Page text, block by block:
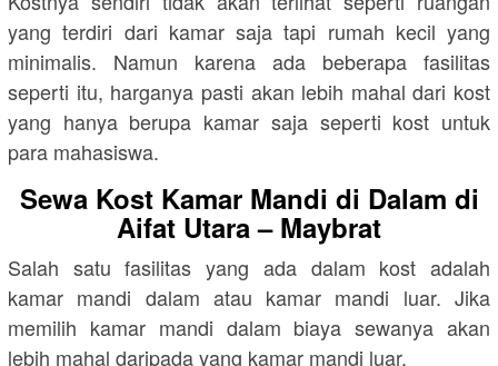
yang terdiri dari kamar saja tapi rumah kecil yang
minimalis. Namun karena ada beberapa fasilitas
seperti itu, harganya pasti akan lebih mahal dari kost
yang hanya berupa kamar saja seperti kost untuk
para mahasiswa.
Sewa Kost Kamar Mandi di Dalam di
Aifat Utara – Maybrat
Salah satu fasilitas yang ada dalam kost adalah
kamar mandi dalam atau kamar mandi luar. Jika
memilih kamar mandi dalam biaya sewanya akan
lebih mahal daripada yang kamar mandi luar.